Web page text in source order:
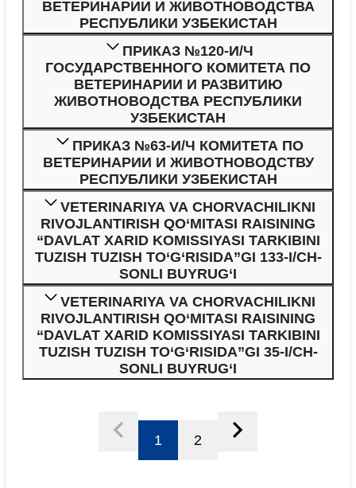
ВЕТЕРИНАРИИ И ЖИВОТНОВОДСТВА
РЕСПУБЛИКИ УЗБЕКИСТАН
ПРИКАЗ №120-И/Ч
ГОСУДАРСТВЕННОГО КОМИТЕТА ПО
ВЕТЕРИНАРИИ И РАЗВИТИЮ
ЖИВОТНОВОДСТВА РЕСПУБЛИКИ
УЗБЕКИСТАН
ПРИКАЗ №63-И/Ч КОМИТЕТА ПО
ВЕТЕРИНАРИИ И ЖИВОТНОВОДСТВУ
РЕСПУБЛИКИ УЗБЕКИСТАН
VETERINARIYA VA CHORVACHILIKNI
RIVOJLANTIRISH QO‘MITASI RAISINING
“DAVLAT XARID KOMISSIYASI TARKIBINI
TUZISH TUZISH TO‘G‘RISIDA”GI 133-I/CH-
SONLI BUYRUG‘I
VETERINARIYA VA CHORVACHILIKNI
RIVOJLANTIRISH QO‘MITASI RAISINING
“DAVLAT XARID KOMISSIYASI TARKIBINI
TUZISH TUZISH TO‘G‘RISIDA”GI 35-I/CH-
SONLI BUYRUG‘I
1 2